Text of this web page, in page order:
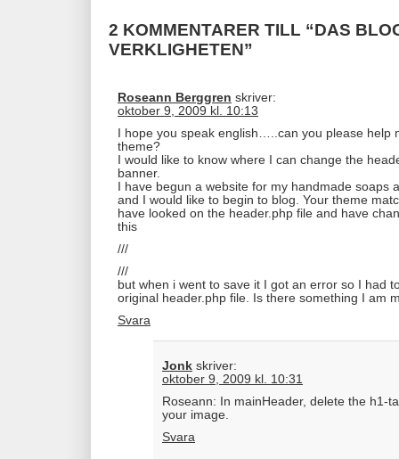
2 KOMMENTARER TILL “DAS
VERKLIGHETEN”
Roseann Berggren skriver:
oktober 9, 2009 kl. 10:13
I hope you speak english…..can you please help
theme?
I would like to know where I can change the
banner.
I have begun a website for my handmade soaps
and I would like to begin to blog. Your theme
have looked on the header.php file and have
this
///
///
but when i went to save it I got an error so I had
original header.php file. Is there something I am
Svara
Jonk skriver:
oktober 9, 2009 kl. 10:31
Roseann: In mainHeader, delete the h1-
your image.
Svara